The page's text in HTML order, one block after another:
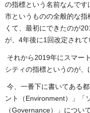
の指標という名前なんで
市というものの全般的な
くて、最初にできたのが
が、4年後に1回改定されて
それから2019年にスマー
シティの指標というのが、
今、一番下に書いてある
ント（Environment）」「
（Governance）」につい